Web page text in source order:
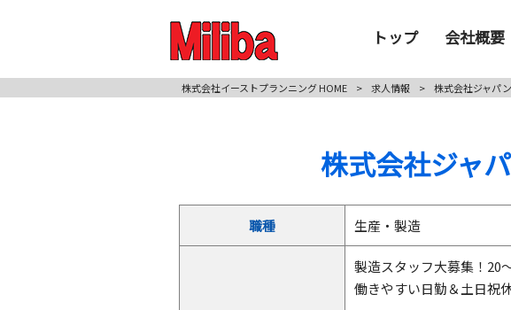
トップ 会社概要
株式会社イーストプランニング HOME > 求人情報 > 株式会社ジャパ
株式会社ジャ
職種 生産・製造
製造スタッフ大募集！20
働きやすい日勤＆土日祝